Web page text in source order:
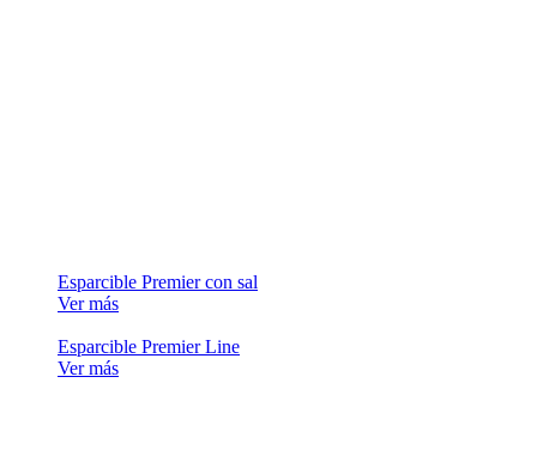
Esparcible Premier con sal
Ver más
Esparcible Premier Line
Ver más